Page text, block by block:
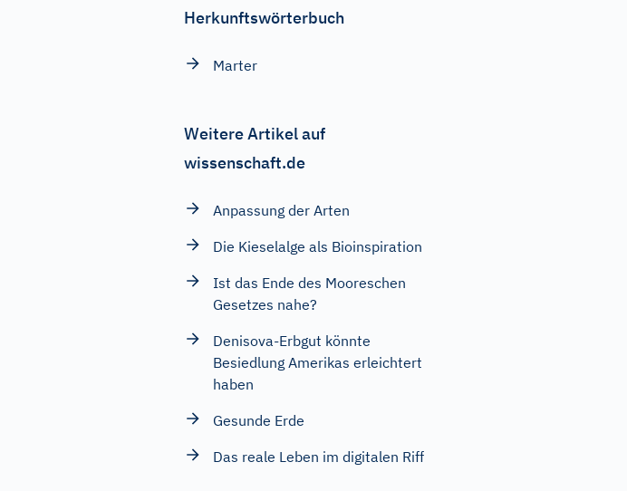
Herkunftswörterbuch
Marter
Weitere Artikel auf
wissenschaft.de
Anpassung der Arten
Die Kieselalge als Bioinspiration
Ist das Ende des Mooreschen
Gesetzes nahe?
Denisova-Erbgut könnte
Besiedlung Amerikas erleichtert
haben
Gesunde Erde
Das reale Leben im digitalen Riff